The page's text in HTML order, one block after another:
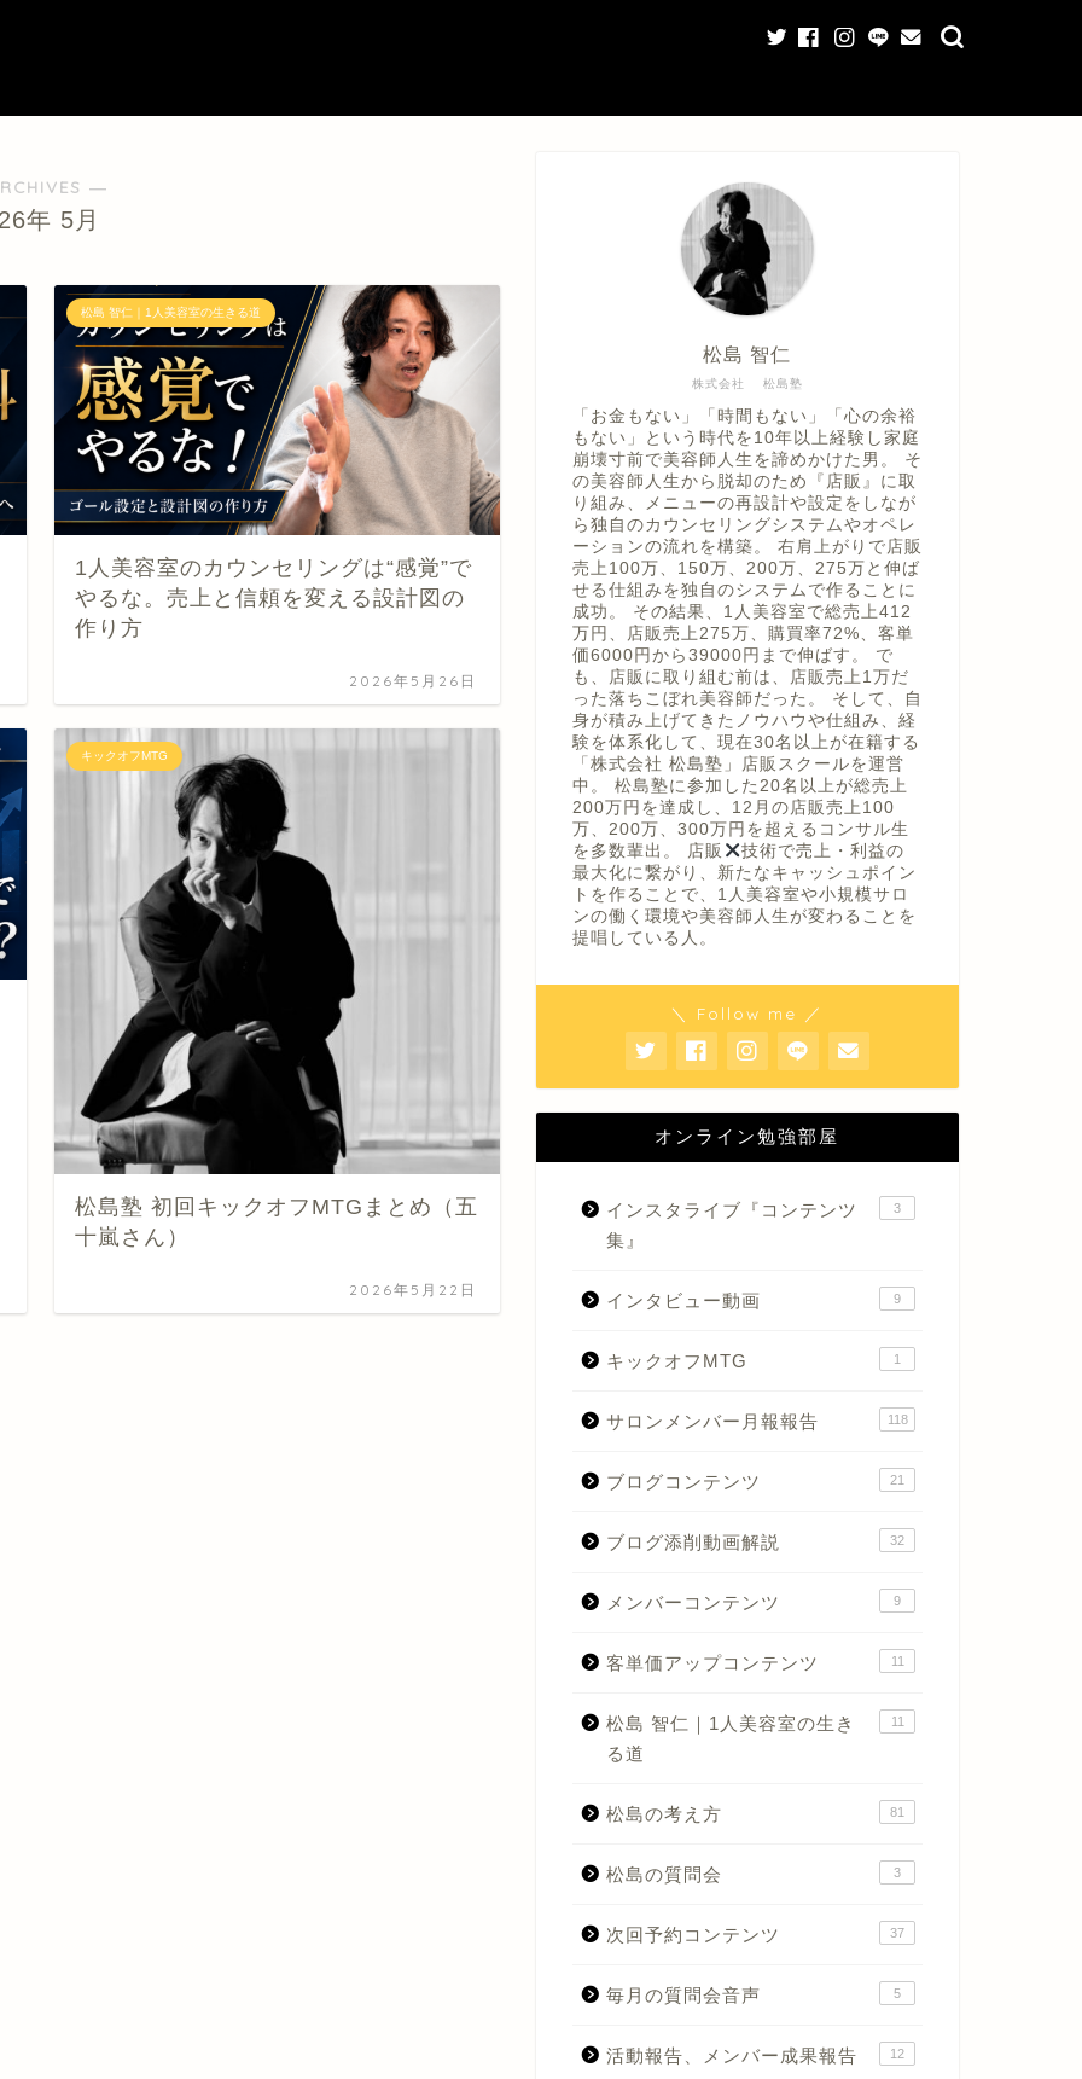
―
年 5月
松島 智仁｜1人美容室の生きる道
1人美容室のカウンセリングは“感覚”で
やるな。売上と信頼を変える設計図の
作り方
2026年5月26日
キックオフMTG
松島塾 初回キックオフMTGまとめ（五
十嵐さん）
2026年5月22日
株式会社 松島塾
松島 智仁
「お金もない」「時間もない」「心の余裕
もない」という時代を10年以上経験し家庭
崩壊寸前で美容師人生を諦めかけた男。 そ
の美容師人生から脱却のため『店販』に取
り組み、メニューの再設計や設定をしなが
ら独自のカウンセリングシステムやオペレ
ーションの流れを構築。 右肩上がりで店販
売上100万、150万、200万、275万と伸ば
せる仕組みを独自のシステムで作ることに
成功。 その結果、1人美容室で総売上412
万円、店販売上275万、購買率72%、客単
価6000円から39000円まで伸ばす。 で
も、店販に取り組む前は、店販売上1万だ
った落ちこぼれ美容師だった。 そして、自
身が積み上げてきたノウハウや仕組み、経
験を体系化して、現在30名以上が在籍する
「株式会社 松島塾」店販スクールを運営
中。 松島塾に参加した20名以上が総売上
200万円を達成し、12月の店販売上100
万、200万、300万円を超えるコンサル生
を多数輩出。 店販
技術で売上・利益の
最大化に繋がり、新たなキャッシュポイン
トを作ることで、1人美容室や小規模サロ
ンの働く環境や美容師人生が変わることを
提唱している人。
＼ Follow me ／
オンライン勉強部屋
インスタライブ『コンテンツ
集』
3
インタビュー動画 9
キックオフMTG 1
サロンメンバー月報報告 118
ブログコンテンツ 21
ブログ添削動画解説 32
メンバーコンテンツ 9
客単価アップコンテンツ 11
松島 智仁｜1人美容室の生き
る道
11
松島の考え方 81
松島の質問会 3
次回予約コンテンツ 37
毎月の質問会音声 5
活動報告、メンバー成果報告 12